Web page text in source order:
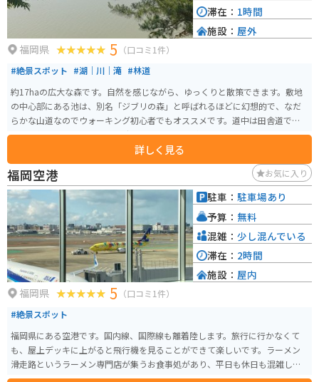
福岡県 5 （口コミ1件）
#絶景スポット #湖｜川｜滝 #林道
約17haの広大な森です。自然を感じながら、ゆっくりと散策できます。敷地
の中心部にある池は、別名「ジブリの森」と呼ばれるほどに幻想的で、なだ
らかな山道なのでウォーキング初心者でもオススメです。道中は田舎道で都
会から離れてのんびりとした時間を味わうことができます。
詳しく見る
滞在： 1時間
施設： 屋外
福岡空港 お気に入り
福岡県 5 （口コミ1件）
#絶景スポット
福岡県にある空港です。国内線、国際線も離着陸します。旅行に行かなくて
も、屋上デッキに上がると飛行機を見ることができて楽しいです。ラーメン
滑走路というラーメン専門店が集うお食事処があり、平日も休日も混雑して
います。
駐車： 駐車場あり
予算： 無料
混雑： 少し混んでいる
滞在： 2時間
施設： 屋内